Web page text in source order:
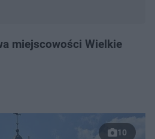
miejscowości Wielkie
10